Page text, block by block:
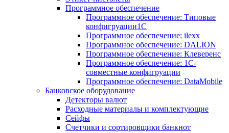
Программное обеспечение
Программное обеспечение: Типовые
конфигруации1С
Программное обеспечение: ilexx
Программное обеспечение: DALION
Программное обеспечение: Клеверенс
Программное обеспечение: 1С-
совместные конфигруации
Программное обеспечение: DataMobile
Банковское оборудование
Детекторы валют
Расходные материалы и комплектующие
Сейфы
Счетчики и сортировщики банкнот